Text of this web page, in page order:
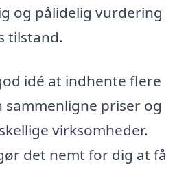
og pålidelig vurdering
tilstand.
idé at indhente flere
sammenligne priser og
virksomheder.
det nemt for dig at få